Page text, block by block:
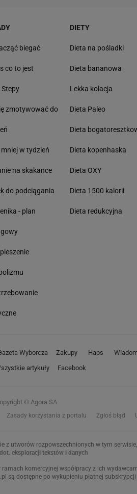
biegać
co to jest
Stepy
zmotywować do
w tydzień
na skakance
do podciągania
- plan
DIETY
Dieta na pośladki
Dieta bananowa
Lekka kolacja
Dieta Paleo
Dieta
Dieta kopenhaska
Dieta OXY
Dieta 1500 kalorii
Dieta redukcyjna
Wyborcza Zakupy Haps
artykuły Facebook
© Agora SA
Zasady korzystania z portalu Zgłoś błąd
z utworów rozpowszechnionych w tym
eksploracji tekstów i danych
komercyjnej współpracy z ich
są dostępne po wykupieniu płatnej subskrypcji